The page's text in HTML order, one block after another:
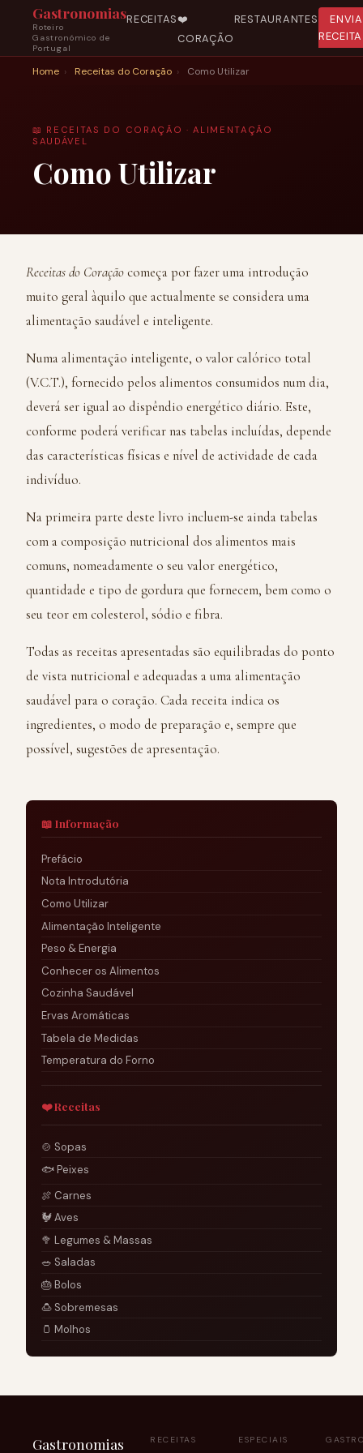
Gastronomias
Roteiro
Gastronómico de
Portugal
RECEITAS❤️
CORAÇÃO
RESTAURANTES
RECEITA
Home › Receitas do Coração › Como Utilizar
📖 RECEITAS DO CORAÇÃO · ALIMENTAÇÃO
SAUDÁVEL
Como Utilizar
Receitas do Coraçãocomeça por fazer uma introdução
muito geral àquilo que actualmente se considera uma
alimentação saudável e inteligente.
Numa alimentação inteligente, o valor calórico total
(V.C.T.), fornecido pelos alimentos consumidos num dia,
deverá ser igual ao dispêndio energético diário. Este,
conforme poderá verificar nas tabelas incluídas, depende
das características físicas e nível de actividade de cada
indivíduo.
Na primeira parte deste livro incluem-se ainda tabelas
com a composição nutricional dos alimentos mais
comuns, nomeadamente o seu valor energético,
quantidade e tipo de gordura que fornecem, bem como o
seu teor em colesterol, sódio e fibra.
Todas as receitas apresentadas são equilibradas do ponto
de vista nutricional e adequadas a uma alimentação
saudável para o coração. Cada receita indica os
ingredientes, o modo de preparação e, sempre que
possível, sugestões de apresentação.
📖 Informação
Prefácio
Nota Introdutória
Como Utilizar
Alimentação Inteligente
Peso & Energia
Conhecer os Alimentos
Cozinha Saudável
Ervas Aromáticas
Tabela de Medidas
Temperatura do Forno
❤️ Receitas
🍲 Sopas
🐟 Peixes
🍖 Carnes
🐓 Aves
🥦 Legumes & Massas
🥗 Saladas
🎂 Bolos
🍮 Sobremesas
🫙 Molhos
Gastronomias RECEITAS ESPECIAIS